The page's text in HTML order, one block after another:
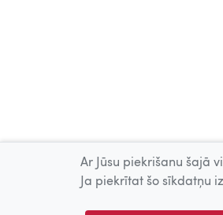
Ar Jūsu piekrišanu šajā
Ja piekrītat šo sīkdatņu